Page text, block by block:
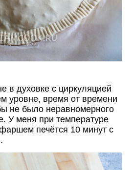
в духовке с циркуляцией
уровне, время от времени
не было неравномерного
У меня при температуре
печётся 10 минут с